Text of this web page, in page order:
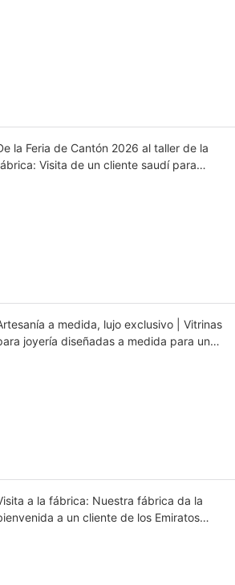
la Feria de Cantón 2026 al taller de la
Visita de un cliente saudí para
a medida, lujo exclusivo | Vitrinas
joyería diseñadas a medida para un
a la fábrica: Nuestra fábrica da la
a un cliente de los Emiratos